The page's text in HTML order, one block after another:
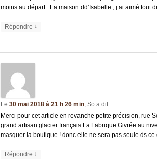
moins au départ . La maison dd’Isabelle , j’ai aimé tout
Répondre ↓
Le 30 mai 2018 à 21 h 26 min, So a dit :
Merci pour cet article en revanche petite précision, rue
grand artisan glacier français La Fabrique Givrée au
masquer la boutique ! donc elle ne sera pas seule ds
Répondre ↓